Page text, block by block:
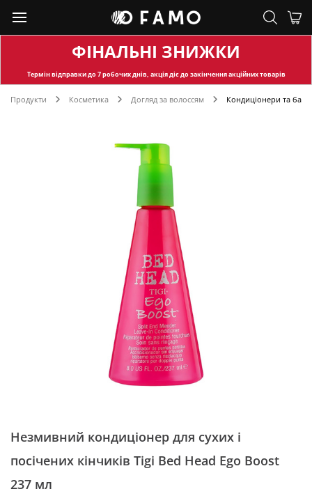
ФІНАЛЬНІ ЗНИЖКИ
Термін відправкидо 7 робочих днів, акція діє до закінчення акційних товарів
Продукти Косметика Догляд за волоссям Кондиціонери та
Незмивний кондиціонер для сухих і
посічених кінчиків Tigi Bed Head Ego Boost
237 мл